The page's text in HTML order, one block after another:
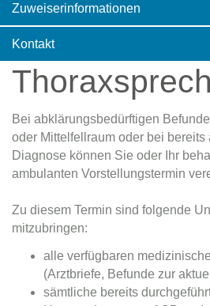
Zuweiserinformationen
Kontakt
Bei abklärungsbedürftigen
oder Mittelfellraum oder bei
Diagnose können Sie oder Ihr
ambulanten Vorstellungstermin
Zu diesem Termin sind folgende
mitzubringen:
alle verfügbaren
(Arztbriefe, Befunde zur
sämtliche bereits